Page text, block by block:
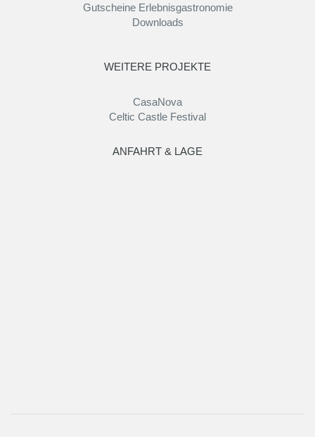
Gutscheine Erlebnisgastronomie
Downloads
WEITERE PROJEKTE
CasaNova
Celtic Castle Festival
ANFAHRT & LAGE